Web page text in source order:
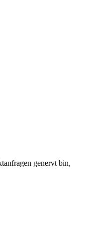
genervt bin,